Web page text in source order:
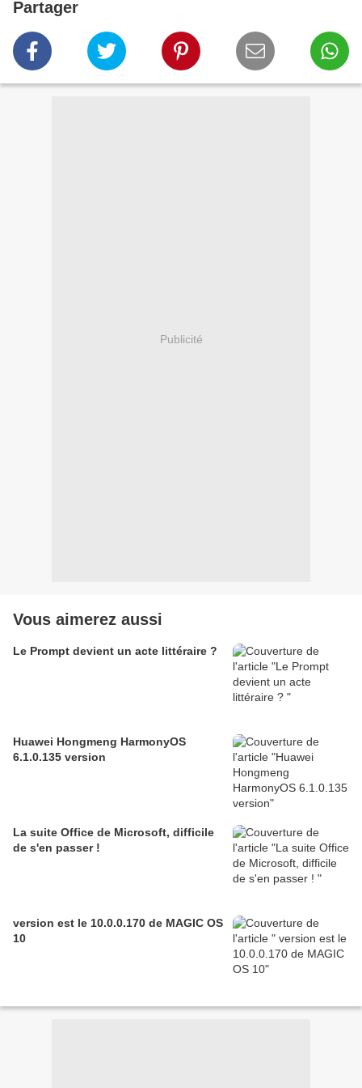
Partager
Publicité
Vous aimerez aussi
Le Prompt devient un acte littéraire ?
Huawei Hongmeng HarmonyOS
6.1.0.135 version
La suite Office de Microsoft, difficile
de s'en passer !
version est le 10.0.0.170 de MAGIC OS
10